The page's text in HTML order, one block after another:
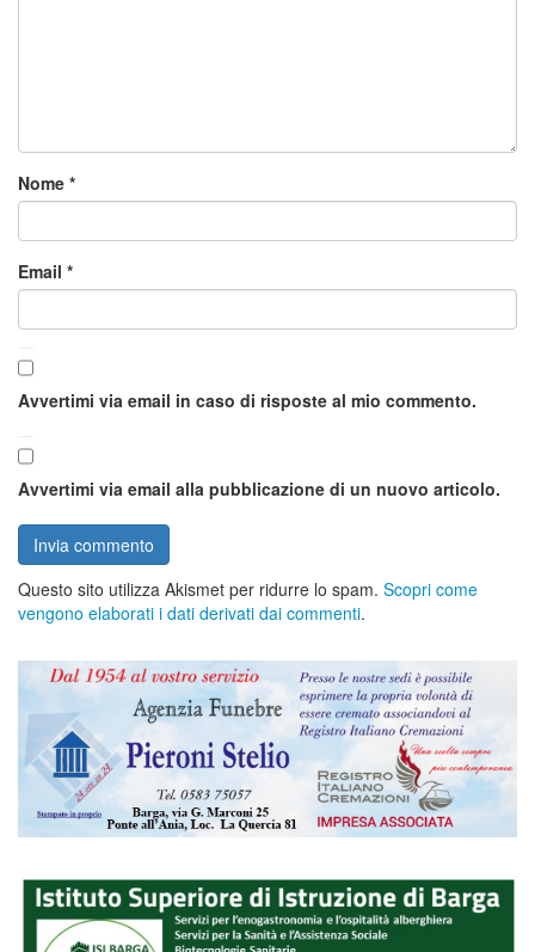
Nome *
Email *
Avvertimi via email in caso di risposte al mio commento.
Avvertimi via email alla pubblicazione di un nuovo articolo.
Questo sito utilizza Akismet per ridurre lo spam. Scopri come
vengono elaborati i dati derivati dai commenti.